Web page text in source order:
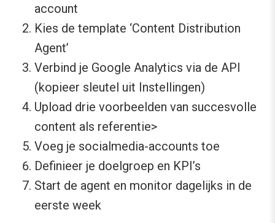
account
Kies de template ‘Content Distribution
Agent’
Verbind je Google Analytics via de API
(kopieer sleutel uit Instellingen)
Upload drie voorbeelden van succesvolle
content als referentie>
Voeg je socialmedia-accounts toe
Definieer je doelgroep en KPI’s
Start de agent en monitor dagelijks in de
eerste week